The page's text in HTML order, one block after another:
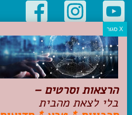
קטגוריות פופולריות
יעדים
טיולים בישראל
מלונות בוטיק בישראל
טיפים והמלצות
הכנות לנסיעה
הרצאות וסרטים –
בלי לצאת מהבית